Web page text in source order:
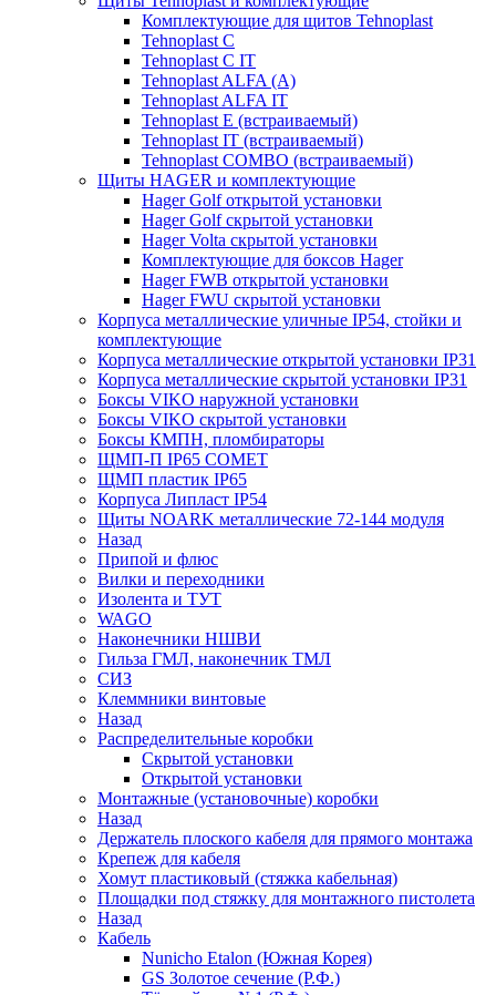
Комплектующие для щитов Tehnoplast
Tehnoplast C
Tehnoplast C IT
Tehnoplast ALFA (А)
Tehnoplast ALFA IT
Tehnoplast E (встраиваемый)
Tehnoplast IT (встраиваемый)
Tehnoplast COMBO (встраиваемый)
Щиты HAGER и комплектующие
Hager Golf открытой установки
Hager Golf скрытой установки
Hager Volta скрытой установки
Комплектующие для боксов Hager
Hager FWB открытой установки
Hager FWU скрытой установки
Корпуса металлические уличные IP54, стойки и
комплектующие
Корпуса металлические открытой установки IP31
Корпуса металлические скрытой установки IP31
Боксы VIKO наружной установки
Боксы VIKO скрытой установки
Боксы КМПН, пломбираторы
ЩМП-П IP65 COMET
ЩМП пластик IP65
Корпуса Липласт IP54
Щиты NOARK металлические 72-144 модуля
Назад
Припой и флюс
Вилки и переходники
Изолента и ТУТ
WAGO
Наконечники НШВИ
Гильза ГМЛ, наконечник ТМЛ
СИЗ
Клеммники винтовые
Назад
Распределительные коробки
Скрытой установки
Открытой установки
Монтажные (установочные) коробки
Назад
Держатель плоского кабеля для прямого монтажа
Крепеж для кабеля
Хомут пластиковый (стяжка кабельная)
Площадки под стяжку для монтажного пистолета
Назад
Кабель
Nunicho Etalon (Южная Корея)
GS Золотое сечение (Р.Ф.)